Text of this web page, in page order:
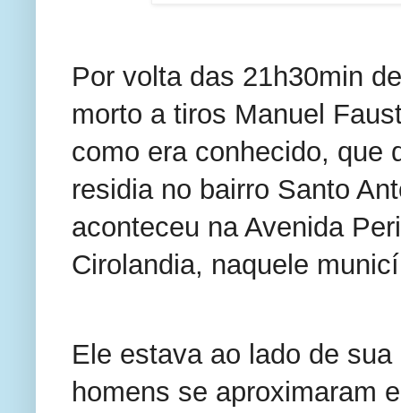
Por volta das 21h30min
morto a tiros Manuel
como era conhecido, que
residia no bairro Santo
aconteceu na Avenida
Cirolandia, naquele
Ele estava ao lado de
homens se aproximaram